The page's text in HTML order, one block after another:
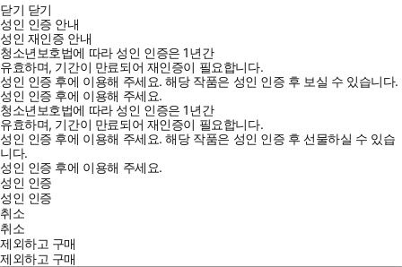
닫기 닫기
성인 인증 안내
성인 재인증 안내
청소년보호법에 따라 성인 인증은 1년간
유효하며, 기간이 만료되어 재인증이 필요합니다.
성인 인증 후에 이용해 주세요.해당 작품은 성인 인증 후 보실 수 있습니다.
성인 인증 후에 이용해 주세요.
청소년보호법에 따라 성인 인증은 1년간
유효하며, 기간이 만료되어 재인증이 필요합니다.
성인 인증 후에 이용해 주세요.해당 작품은 성인 인증 후 선물하실 수 있습
니다.
성인 인증 후에 이용해 주세요.
성인 인증
성인 인증
취소
취소
제외하고 구매
제외하고 구매